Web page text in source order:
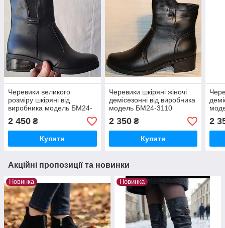
Черевики великого
розміру шкіряні від
виробника модель БМ24-
2 450 ₴
Купити
Черевики шкіряні жіночі
демісезонні від виробника
модель БМ24-3110
2 350₴
Купити
2
Акційні пропозиції та новинки
Новинка Новинка